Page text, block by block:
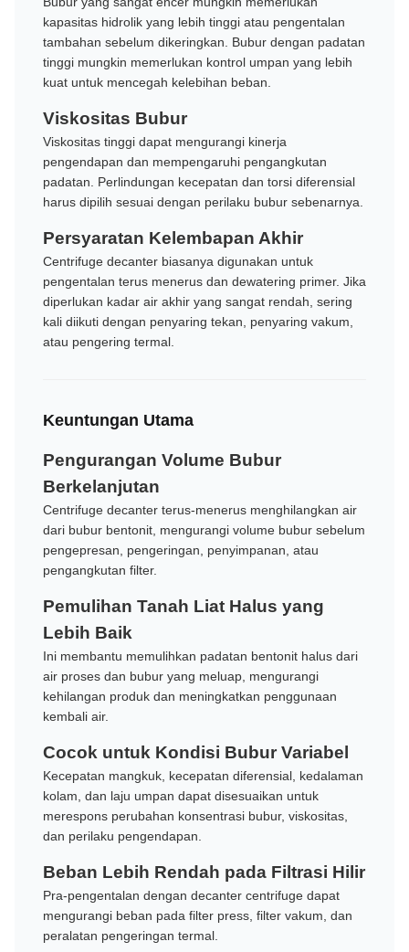
kapasitas hidrolik yang lebih tinggi atau pengentalan
tambahan sebelum dikeringkan. Bubur dengan padatan
tinggi mungkin memerlukan kontrol umpan yang lebih
kuat untuk mencegah kelebihan beban.
Viskositas Bubur
Viskositas tinggi dapat mengurangi kinerja
pengendapan dan mempengaruhi pengangkutan
padatan. Perlindungan kecepatan dan torsi diferensial
harus dipilih sesuai dengan perilaku bubur sebenarnya.
Persyaratan Kelembapan Akhir
Centrifuge decanter biasanya digunakan untuk
pengentalan terus menerus dan dewatering primer. Jika
diperlukan kadar air akhir yang sangat rendah, sering
kali diikuti dengan penyaring tekan, penyaring vakum,
atau pengering termal.
Keuntungan Utama
Pengurangan Volume Bubur
Berkelanjutan
Centrifuge decanter terus-menerus menghilangkan air
dari bubur bentonit, mengurangi volume bubur sebelum
pengepresan, pengeringan, penyimpanan, atau
pengangkutan filter.
Pemulihan Tanah Liat Halus yang
Lebih Baik
Ini membantu memulihkan padatan bentonit halus dari
air proses dan bubur yang meluap, mengurangi
kehilangan produk dan meningkatkan penggunaan
kembali air.
Cocok untuk Kondisi Bubur Variabel
Kecepatan mangkuk, kecepatan diferensial, kedalaman
kolam, dan laju umpan dapat disesuaikan untuk
merespons perubahan konsentrasi bubur, viskositas,
dan perilaku pengendapan.
Beban Lebih Rendah pada Filtrasi Hilir
Pra-pengentalan dengan decanter centrifuge dapat
mengurangi beban pada filter press, filter vakum, dan
peralatan pengeringan termal.